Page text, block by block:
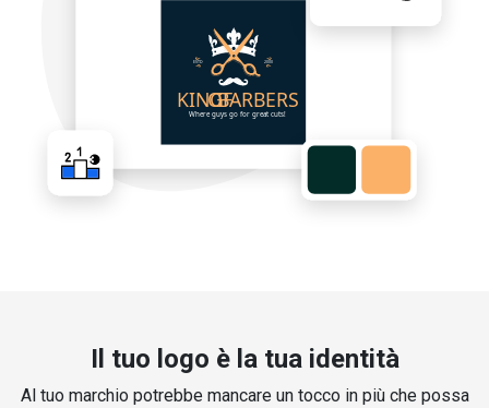
Il tuo logo è la tua identità
Al tuo marchio potrebbe mancare un tocco in più che possa